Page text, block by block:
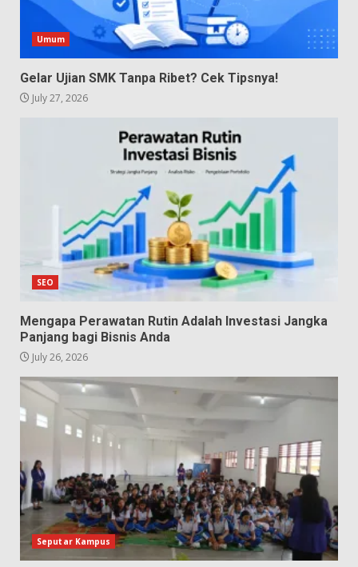
Umum
Gelar Ujian SMK Tanpa Ribet? Cek Tipsnya!
July 27, 2026
SEO
Mengapa Perawatan Rutin Adalah Investasi Jangka
Panjang bagi Bisnis Anda
July 26, 2026
Seputar Kampus